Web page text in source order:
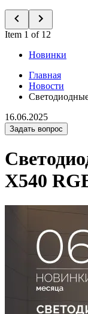
Item 1 of 12
Новинки
Главная
Новости
16.06.2025
Задать вопрос
X540